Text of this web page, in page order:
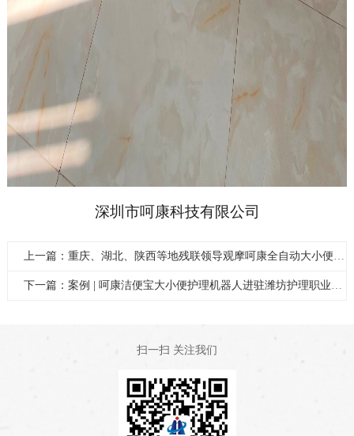
深圳市呵康科技有限公司
上一篇：重庆、湖北、陕西等地残联领导观摩呵康全自动大小便护理机器人
下一篇：案例 | 呵康洁便宝大小便护理机器人进驻潍坊护理职业学院
扫一扫 关注我们